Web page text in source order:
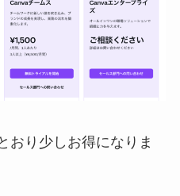
おり少しお得になりま